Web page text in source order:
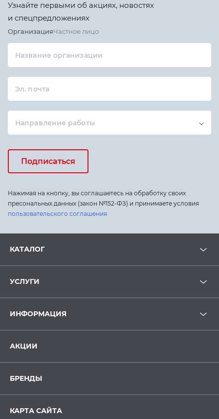
Узнайте первыми об акциях, новостях
и спецпредложениях
ОрганизацияЧастное лицо
Название организации
Эл. почта
Направление работы
Подписаться
Нажимая на кнопку, вы соглашаетесь на обработку своих
пресональных данных (закон №152-ФЗ) и принимаете условия
пользовательского соглашения
КАТАЛОГ
УСЛУГИ
ИНФОРМАЦИЯ
АКЦИИ
БРЕНДЫ
КАРТА САЙТА